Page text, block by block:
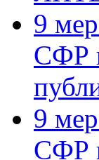
9
СФР
9
СФР